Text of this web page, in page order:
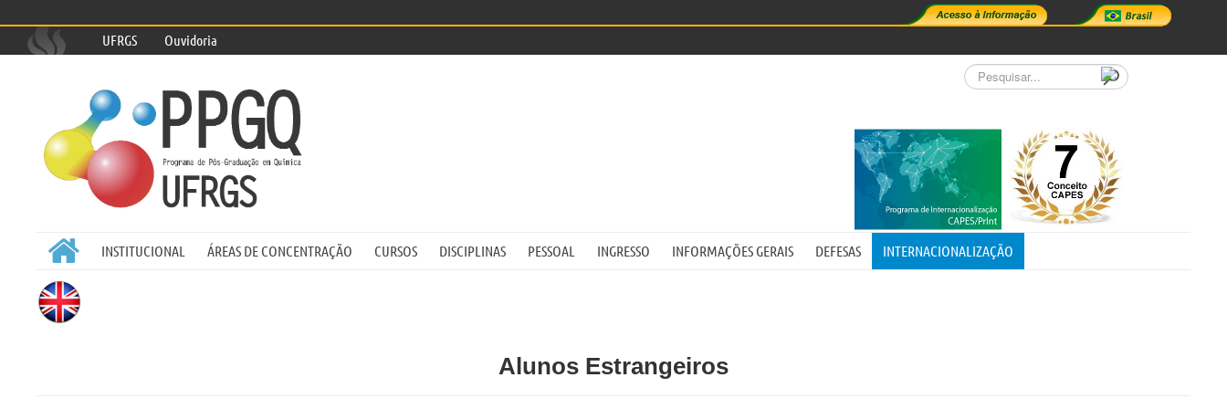
 INSTITUCIONAL ÁREAS DE CONCENTRAÇÃO CURSOS DISCIPLINAS PESSOAL INGRESSO INFORMAÇÕES GERAIS DEFESAS INTERNACIONALIZAÇÃO
Pesquisar...
UFRGS Ouvidoria
Alunos Estrangeiros